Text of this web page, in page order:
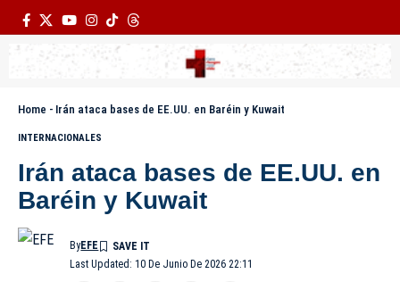
Home - Irán ataca bases de EE.UU. en Baréin y Kuwait
INTERNACIONALES
Irán ataca bases de EE.UU. en
Baréin y Kuwait
Last Updated: 10 De Junio De 2026 22:11
ByEFE